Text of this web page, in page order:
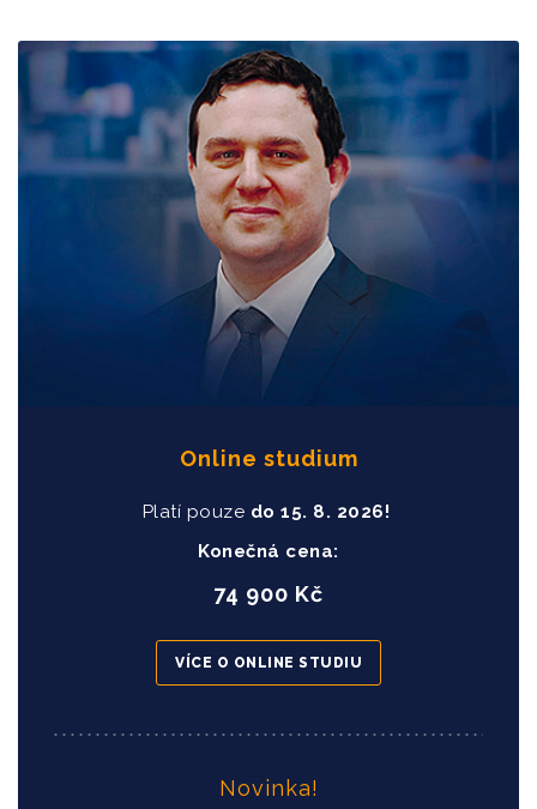
Online studium
Platí pouze do 15. 8. 2026!
Konečná cena:
74 900 Kč
VÍCE O ONLINE STUDIU
Novinka!